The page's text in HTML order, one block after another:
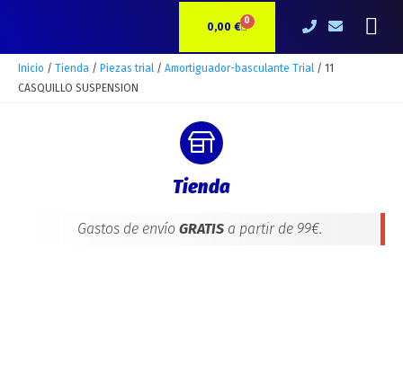
0,00 € 0CARRITO
Inicio / Tienda / Piezas trial / Amortiguador-basculante Trial / 11
CASQUILLO SUSPENSION
Tienda
Gastos de envío GRATISa partir de 99€.
cantidad